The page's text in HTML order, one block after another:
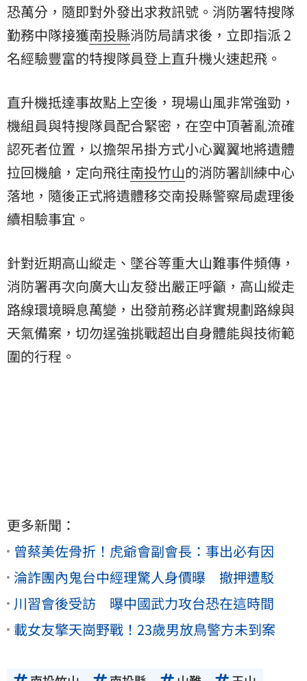
恐萬分，隨即對外發出求救訊號。消防署特搜隊
勤務中隊接獲南投縣消防局請求後，立即指派 2
名經驗豐富的特搜隊員登上直升機火速起飛。
直升機抵達事故點上空後，現場山風非常強勁，
機組員與特搜隊員配合緊密，在空中頂著亂流確
認死者位置，以擔架吊掛方式小心翼翼地將遺體
拉回機艙，定向飛往南投竹山的消防署訓練中心
落地，隨後正式將遺體移交南投縣警察局處理後
續相驗事宜。
針對近期高山縱走、墜谷等重大山難事件頻傳，
消防署再次向廣大山友發出嚴正呼籲，高山縱走
路線環境瞬息萬變，出發前務必詳實規劃路線與
天氣備案，切勿逞強挑戰超出自身體能與技術範
圍的行程。
更多新聞：
曾蔡美佐骨折！虎爺會副會長：事出必有因
淪詐團內鬼台中經理驚人身價曝 撤押遭駁
川習會後受訪 曝中國武力攻台恐在這時間
載女友擎天崗野戰！23歲男放鳥警方未到案